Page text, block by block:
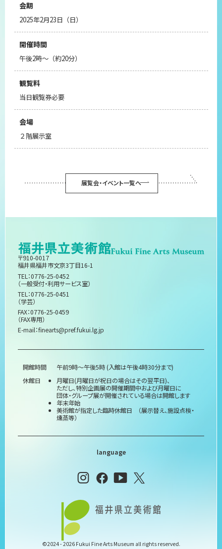
会期
2025年2月23日（日）
開催時間
午後2時～（約20分）
観覧料
当日観覧券必要
会場
２階展示室
展覧会・イベント一覧へ
〒910-0017
福井県福井市文京3丁目16-1
TEL：0776-25-0452
（一般受付・利用サービス室）
TEL：0776-25-0451
（学芸）
FAX：0776-25-0459
（FAX専用）
E-mail：finearts@pref.fukui.lg.jp
開館時間
午前9時～午後5時 (入館は午後4時30分まで)
休館日
月曜日(月曜日が祝日の場合はその翌平日)、
ただし、特別企画展の開催期間中および月曜日に
団体・グループ展が開催されている場合は開館します
年末年始
美術館が指定した臨時休館日 （展示替え、施設点検・
燻蒸等）
language
©2024 - 2026 Fukui Fine Arts Museum all rights reserved.